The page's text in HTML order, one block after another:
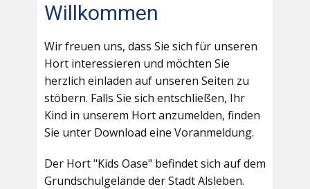
Willkommen
Wir freuen uns, dass Sie sich für unseren
Hort interessieren und möchten Sie
herzlich einladen auf unseren Seiten zu
stöbern. Falls Sie sich entschließen, Ihr
Kind in unserem Hort anzumelden, finden
Sie unter Download eine Voranmeldung.
Der Hort "Kids Oase" befindet sich auf dem
Grundschulgelände der Stadt Alsleben.